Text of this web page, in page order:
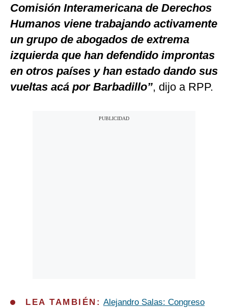
Comisión Interamericana de Derechos
Humanos viene trabajando activamente
un grupo de abogados de extrema
izquierda que han defendido improntas
en otros países y han estado dando sus
vueltas acá por Barbadillo”, dijo a RPP.
LEA TAMBIÉN: Alejandro Salas: Congreso